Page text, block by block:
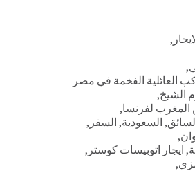
,
,
الشيخ,
المغرب لفرنسا,
, السعودية, السفر ,
,
, ايجار اتوبيسات كوستر ,
,